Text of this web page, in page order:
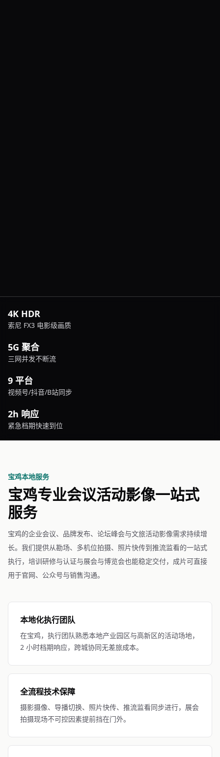
4K HDR
索尼 FX3 电影级画质
5G 聚合
三网并发不断流
9 平台
视频号/抖音/B站同步
2h 响应
紧急档期快速到位
宝鸡本地服务
宝鸡专业会议活动影像一站式
服务
宝鸡的企业会议、品牌发布、论坛峰会与文旅活动影像需求持续增
长。我们提供从勘场、多机位拍摄、照片快传到推流监看的一站式
执行，培训研修与认证与展会与博览会也能稳定交付，成片可直接
用于官网、公众号与销售沟通。
本地化执行团队
在宝鸡，执行团队熟悉本地产业园区与高新区的活动场地，
2 小时档期响应，跨城协同无差旅成本。
全流程技术保障
摄影摄像、导播切换、照片快传、推流监看同步进行，展会
拍摄现场不可控因素提前挡在门外。